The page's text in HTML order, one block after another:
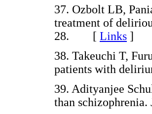
37. Ozbolt LB,
treatment of
28. [ Links ]
38. Takeuchi T,
patients with
39. Adityanjee
than